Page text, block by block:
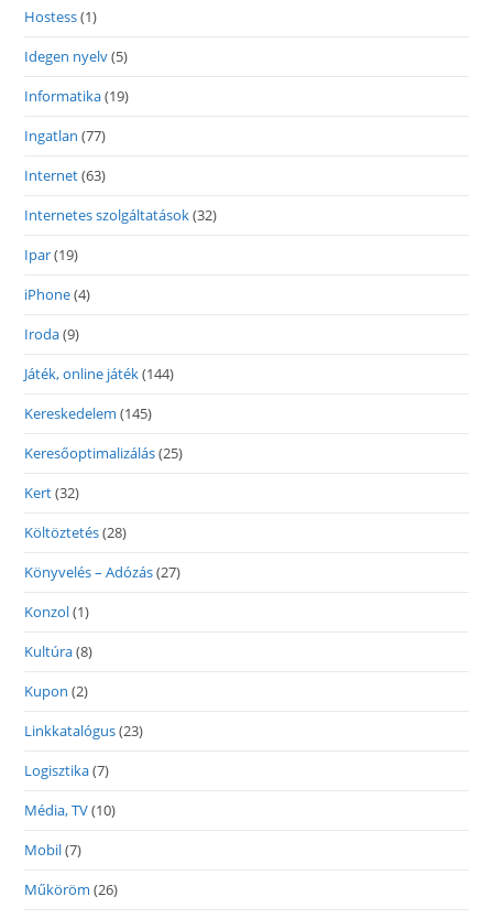
Hostess(1)
Idegen nyelv(5)
Informatika(19)
Ingatlan (77)
Internet(63)
Internetes szolgáltatások(32)
Ipar(19)
iPhone(4)
Iroda(9)
Játék, online játék(144)
Kereskedelem (145)
Keresőoptimalizálás(25)
Kert(32)
Költöztetés(28)
Könyvelés – Adózás(27)
Konzol(1)
Kultúra(8)
Kupon (2)
Linkkatalógus(23)
Logisztika(7)
Média, TV(10)
Mobil(7)
Műköröm (26)